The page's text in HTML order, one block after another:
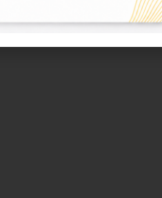
deporte, mascotas, frases,